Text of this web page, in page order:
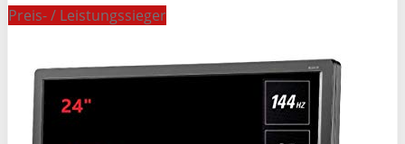
Preis- / Leistungssieger